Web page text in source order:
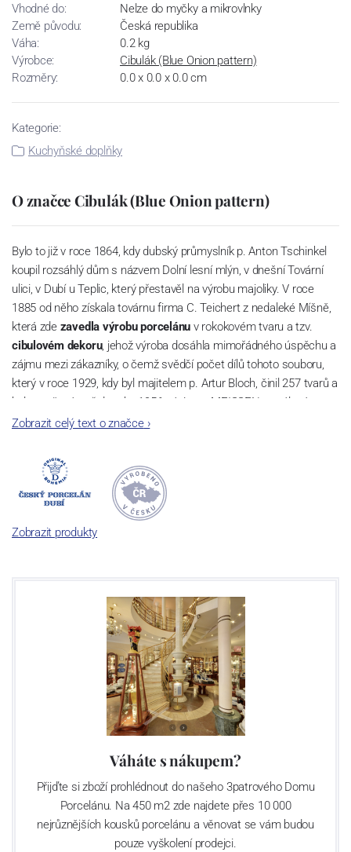
Vhodné do:
Nelze do myčky a mikrovlnky
Země původu:
Česká republika
Váha:
0.2 kg
Výrobce:
Cibulák (Blue Onion pattern)
Rozměry:
0.0 x 0.0 x 0.0 cm
Kategorie:
Kuchyňské doplňky
O značce Cibulák (Blue Onion pattern)
Bylo to již v roce 1864, kdy dubský průmyslník p. Anton Tschinkel
koupil rozsáhlý dům s názvem Dolní lesní mlýn, v dnešní Tovární
ulici, v Dubí u Teplic, který přestavěl na výrobu majoliky. V roce
1885 od něho získala továrnu firma C. Teichert z nedaleké Míšně,
která zde zavedla výrobu porcelánu v rokokovém tvaru a tzv.
cibulovém dekoru, jehož výroba dosáhla mimořádného úspěchu a
zájmu mezi zákazníky, o čemž svědčí počet dílů tohoto souboru,
který v roce 1929, kdy byl majitelem p. Artur Bloch, činil 257 tvarů a
byl označován až do roku 1956 nápisem MEISSEN v oválovém
rámečku.
počet jeho dílů v cibulovém provedení je 850 tvarů. Tyto výrobky
jsou garantovány Asociací sklářského a keramického průmyslu
České republiky jako „Český výrobek
Zobrazit celý text o značce›
Zobrazit produkty
Váháte s nákupem?
Přijďte si zboží prohlédnout do našeho 3patrového Domu
Porcelánu. Na 450 m2 zde najdete přes 10 000
nejrůznějších kousků porcelánu a věnovat se vám budou
pouze vyškolení prodejci.